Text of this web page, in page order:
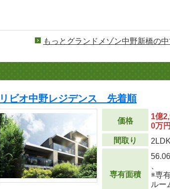
もっとグランドメゾン中野新橋の
リビオ中野レジデンス 先着順
価格
1億
0万円
間取り
専有面積
※専
ルー